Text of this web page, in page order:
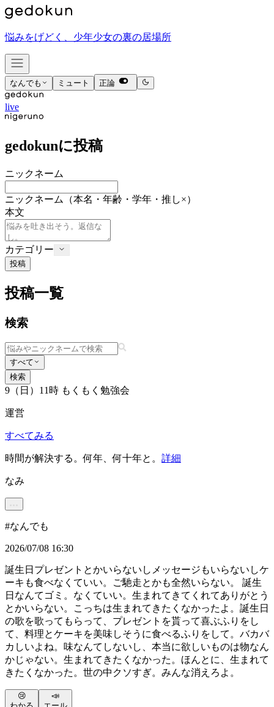
悩みをげどく、少年少女の裏の居場所
なんでも ミュート 正論
live
gedokunに投稿
ニックネーム
ニックネーム
（本名・年齢・学年・推し×）
本文
カテゴリー
投稿
投稿一覧
検索
すべて
検索
9（日）11時 もくもく勉強会
運営
すべてみる
時間が解決する。何年、何十年と。 詳細
なみ
#なんでも
2026/07/08 16:30
誕生日プレゼントとかいらないしメッセージもいらないしケ
ーキも食べなくていい。ご馳走とかも全然いらない。 誕生
日なんてゴミ。なくていい。生まれてきてくれてありがとう
とかいらない。こっちは生まれてきたくなかったよ。誕生日
の歌を歌ってもらって、プレゼントを貰って喜ぶふりをし
て、料理とケーキを美味しそうに食べるふりをして。バカバ
カしいよね。味なんてしないし、本当に欲しいものは物なん
かじゃない。生まれてきたくなかった。ほんとに、生まれて
きたくなかった。世の中クソすぎ。みんな消えろよ。
😢
📣